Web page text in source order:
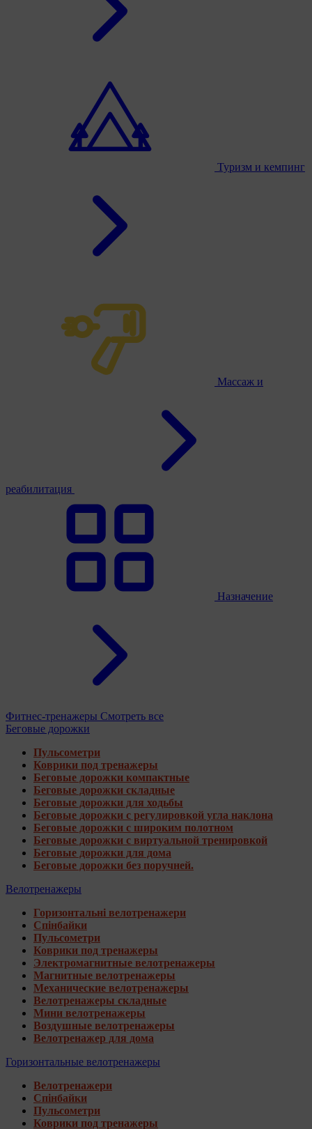
Туризм и кемпинг
Массаж и
реабилитация
Назначение
Фитнес-тренажеры Смотреть все
Беговые дорожки
Пульсометри
Коврики под тренажеры
Беговые дорожки компактные
Беговые дорожки складные
Беговые дорожки для ходьбы
Беговые дорожки с регулировкой угла наклона
Беговые дорожки с широким полотном
Беговые дорожки с виртуальной тренировкой
Беговые дорожки для дома
Беговые дорожки без поручней.
Велотренажеры
Горизонтальні велотренажери
Спінбайки
Пульсометри
Коврики под тренажеры
Электромагнитные велотренажеры
Магнитные велотренажеры
Механические велотренажеры
Велотренажеры складные
Мини велотренажеры
Воздушные велотренажеры
Велотренажер для дома
Горизонтальные велотренажеры
Велотренажери
Спінбайки
Пульсометри
Коврики под тренажеры